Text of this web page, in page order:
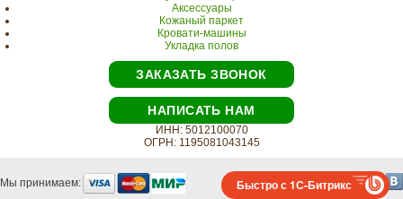
Аксессуары
Кожаный паркет
Кровати-машины
Укладка полов
ЗАКАЗАТЬ ЗВОНОК
НАПИСАТЬ НАМ
ИНН: 5012100070
ОГРН: 1195081043145
Мы принимаем: Быстро с 1С-Битрикс